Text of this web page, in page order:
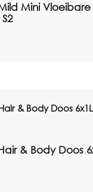
Mini
& Body Doos